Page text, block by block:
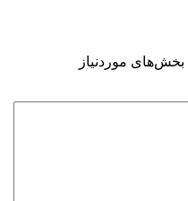
بخش‌های موردنیاز